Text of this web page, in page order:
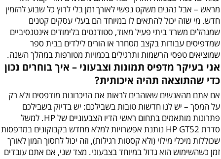
מראש – אבל נהנים משקט נפשי לאורך זמן בלי לרוץ כל שבוע להזמין
חדש. מי שזה יכול להתאים לו במיוחד הם בעלי עסקים קטנים
שמנהלים משרד ביתי פעיל מאוד, סטודנטים בלימודים אינטנסיביים
שמדפיסים עבודות בקצב מסחרר או הורים לילדים בבית ספר
שמוציאים טפסי הרשמות ותרגילים בכמויות מטורפות במהלך השנה.
אני בעיקר מדפיס תמונות וצבעוני – איך בוחרים נכון
כדי שהתוצאה תהיה איכותית?
אם אתם מהאנשים שאוהבים לראות את הזיכרונות מודפסים ולא רק
על המסך – יש לנו חדשות טובות בשבילכם: יש בדיוק בשבילכם
פתרונות מותאמים בתחום ראשי הדיו הצבעוניים של HP. למשל
סדרת HP GT52 נותנת אפשרויות למלא מחדש בקבוקונים במדפסות
שכוללות מיכלי מילוי (ולא קסטות רגילות), וזה יכול לחסוך המון לאורך
זמן כשהשימוש הוא גדול במיוחד בצבעוני. מצד שני, אם אתם עובדים